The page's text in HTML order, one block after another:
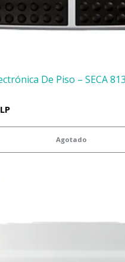
De Piso – SECA 813
Agotado